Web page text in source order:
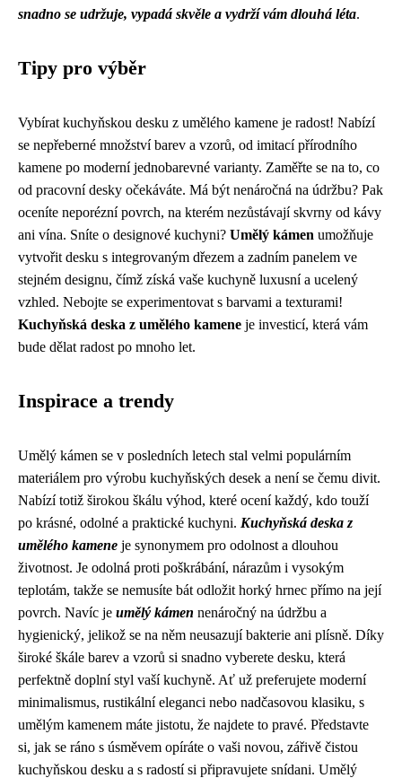
snadno se udržuje, vypadá skvěle a vydrží vám dlouhá léta.
Tipy pro výběr
Vybírat kuchyňskou desku z umělého kamene je radost! Nabízí
se nepřeberné množství barev a vzorů, od imitací přírodního
kamene po moderní jednobarevné varianty. Zaměřte se na to, co
od pracovní desky očekáváte. Má být nenáročná na údržbu? Pak
oceníte neporézní povrch, na kterém nezůstávají skvrny od kávy
ani vína. Sníte o designové kuchyni? Umělý kámen umožňuje
vytvořit desku s integrovaným dřezem a zadním panelem ve
stejném designu, čímž získá vaše kuchyně luxusní a ucelený
vzhled. Nebojte se experimentovat s barvami a texturami!
Kuchyňská deska z umělého kamene je investicí, která vám
bude dělat radost po mnoho let.
Inspirace a trendy
Umělý kámen se v posledních letech stal velmi populárním
materiálem pro výrobu kuchyňských desek a není se čemu divit.
Nabízí totiž širokou škálu výhod, které ocení každý, kdo touží
po krásné, odolné a praktické kuchyni. Kuchyňská deska z
umělého kamene je synonymem pro odolnost a dlouhou
životnost. Je odolná proti poškrábání, nárazům i vysokým
teplotám, takže se nemusíte bát odložit horký hrnec přímo na její
povrch. Navíc je umělý kámen nenáročný na údržbu a
hygienický, jelikož se na něm neusazují bakterie ani plísně. Díky
široké škále barev a vzorů si snadno vyberete desku, která
perfektně doplní styl vaší kuchyně. Ať už preferujete moderní
minimalismus, rustikální eleganci nebo nadčasovou klasiku, s
umělým kamenem máte jistotu, že najdete to pravé. Představte
si, jak se ráno s úsměvem opíráte o vaši novou, zářivě čistou
kuchyňskou desku a s radostí si připravujete snídani. Umělý